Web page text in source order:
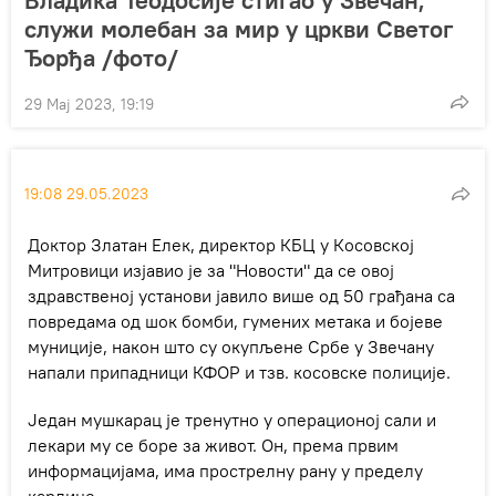
служи молебан за мир у цркви Светог
Ђорђа /фото/
29 Мај 2023, 19:19
19:08 29.05.2023
Доктор Златан Елек, директор КБЦ у Косовској
Митровици изјавио је за "Новости" да се овој
здравственој установи јавило више од 50 грађана са
повредама од шок бомби, гумених метака и бојеве
муниције, након што су окупљене Србе у Звечану
напали припадници КФОР и тзв. косовске полиције.
Један мушкарац је тренутно у операционој сали и
лекари му се боре за живот. Он, према првим
информацијама, има прострелну рану у пределу